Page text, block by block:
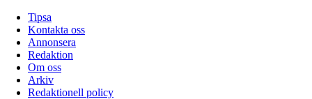
Tipsa
Kontakta oss
Annonsera
Redaktion
Om oss
Arkiv
Redaktionell policy